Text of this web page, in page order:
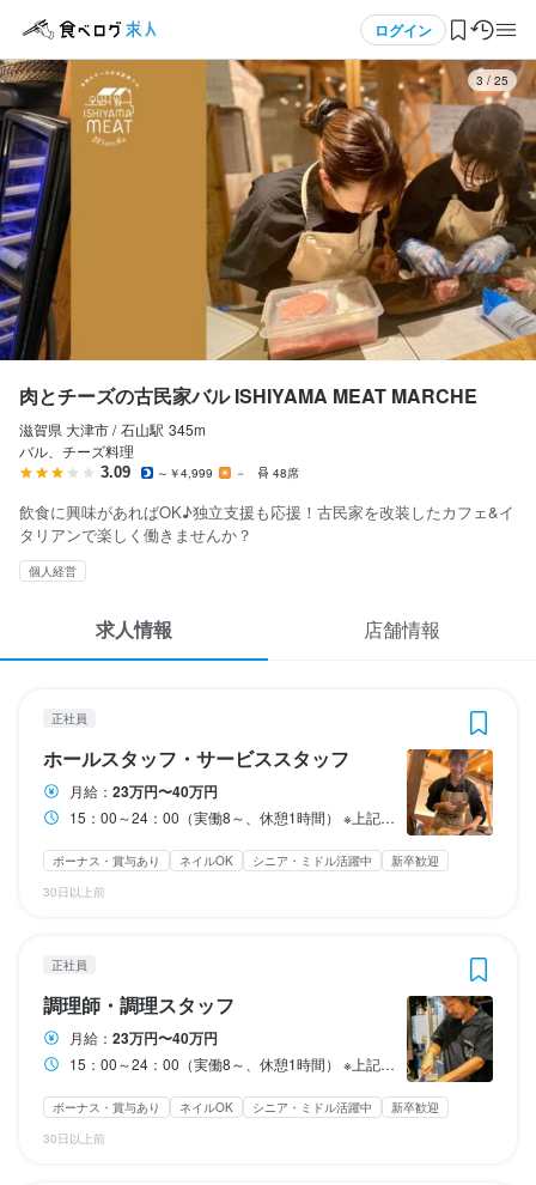
ログイン
ログイン・無料会員登録
食べログ求人TOP
求人検索
マイページ管理
気になる求人
検索履歴・保存した条件
応募履歴
スカウト・メルマガ受信設定
ヘルプ・お問い合わせフォーム
掲載をご検討の店舗様へ
食べログ求人PRESS
プライバシーポリシー
利用規約
3 / 25
肉とチーズの古民家バル ISHIYAMA MEAT MARCHE
滋賀県 大津市 / 石山駅 345m
バル、チーズ料理
3.09 ～￥4,999 － 48席
飲食に興味があればOK♪独立支援も応援！古民家を改装したカフェ&イ
タリアンで楽しく働きませんか？
個人経営
求人情報 店舗情報
正社員
ホールスタッフ・サービススタッフ
月給： 23万円〜40万円
15：00～24：00（実働8～、休憩1時間） ※上記時間内でシフト制 ※状況により早めに帰宅する場合もあります
ボーナス・賞与あり ネイルOK シニア・ミドル活躍中
新卒歓迎
30日以上前
正社員
調理師・調理スタッフ
月給： 23万円〜40万円
15：00～24：00（実働8～、休憩1時間） ※上記時間内でシフト制 ※状況により早めに帰宅する場合もあります
ボーナス・賞与あり ネイルOK シニア・ミドル活躍中
新卒歓迎
30日以上前
肉とチーズの古民家バル ISHIYAMA MEAT MARCHE
ホールスタッフ・サービススタッフ
月給230,000円〜400,000円
ボーナス・賞与あり 昇給あり 交通費支給
試用期間
固定残業代
給与補足
＼＼未経験から高収入＋頑張りはしっかり還元／／
◆月給26万～　公休６日
◆月給23万～　公休６日
◆公休10日　公休12日　もライフスタイルに合わせて選ぶことが
応募画面へ進む
肉とチーズの古民家バル ISHIYAMA MEAT MARCHE
調理師・調理スタッフ
月給230,000円〜400,000円
ボーナス・賞与あり 昇給あり 交通費支給
試用期間
固定残業代
給与補足
＼＼未経験から高収入＋頑張りはしっかり還元／／
◆月給26万～　公休６日
◆月給23万～　公休６日
◆◆公休10日　公休12日　もライフスタイルに合わせて選ぶこと
応募画面へ進む
アルバイト・パート
ホールスタッフ・サービススタッフ
時給1,080円〜1,437円
ボーナス・賞与あり 昇給あり 交通費支給 扶養内勤務OK
研修期間
給与補足
・アルバイトなににボーナスあり♪月１万円以上の可能
・無料まかない付き
・交通費全額支給♪
∟マイカー、バイクの場合はガソリン代、駐車場代、駐輪場代も
負担
応募画面へ進む
アルバイト・パート
ホールスタッフ・サービススタッフ
時給1,500円〜1,875円
ボーナス・賞与あり 昇給あり 交通費支給 扶養内勤務OK
研修期間
給与補足
・随時昇給あり♪頑張りは評価します！
・アルバイトなににボーナスあり♪月１万円以上の可能
・無料まかない付き
∟マイカー、バイクの場合はガソリン代、駐車場代、駐輪場代も
負担
応募画面へ進む
アルバイト・パート
調理師・調理スタッフ
時給1,500円〜1,875円
ボーナス・賞与あり 昇給あり 交通費支給 扶養内勤務OK
研修期間
給与補足
・随時昇給あり♪頑張りは評価します！
・アルバイトなににボーナスあり♪月１万円以上の可能
・無料まかない付き
∟マイカー、バイクの場合はガソリン代、駐車場代、駐輪場代も
負担
応募画面へ進む
アルバイト・パート
調理師・調理スタッフ
時給1,080円〜1,437円
ボーナス・賞与あり 昇給あり 交通費支給 扶養内勤務OK
研修期間
給与補足
・アルバイトなににボーナスあり♪月１万円以上の可能
・無料まかない付き
・交通費全額支給♪
∟マイカー、バイクの場合はガソリン代、駐車場代、駐輪場代も
負担
応募画面へ進む